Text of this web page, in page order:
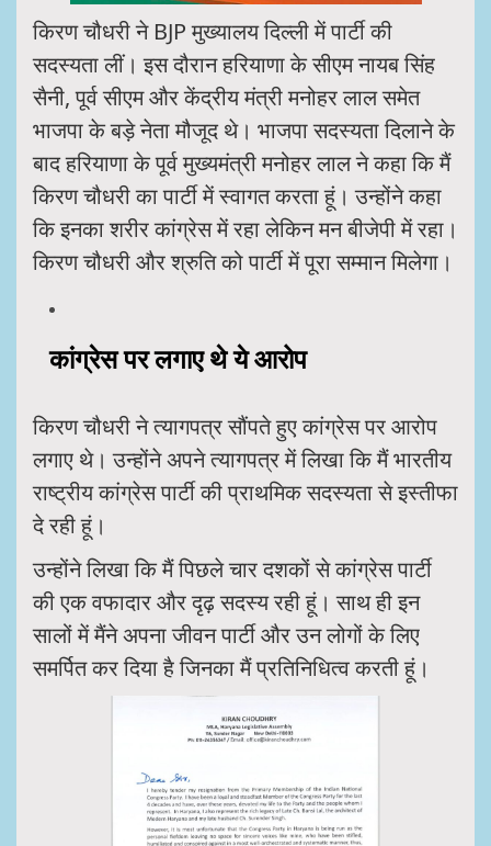
किरण चौधरी ने BJP मुख्यालय दिल्ली में पार्टी की
सदस्यता लीं। इस दौरान हरियाणा के सीएम नायब सिंह
सैनी, पूर्व सीएम और केंद्रीय मंत्री मनोहर लाल समेत
भाजपा के बड़े नेता मौजूद थे। भाजपा सदस्यता दिलाने के
बाद हरियाणा के पूर्व मुख्यमंत्री मनोहर लाल ने कहा कि मैं
किरण चौधरी का पार्टी में स्वागत करता हूं। उन्होंने कहा
कि इनका शरीर कांग्रेस में रहा लेकिन मन बीजेपी में रहा।
किरण चौधरी और श्रुति को पार्टी में पूरा सम्मान मिलेगा।
कांग्रेस पर लगाए थे ये आरोप
किरण चौधरी ने त्‍यागपत्र सौंपते हुए कांग्रेस पर आरोप
लगाए थे। उन्‍होंने अपने त्‍यागपत्र में लिखा कि मैं भारतीय
राष्ट्रीय कांग्रेस पार्टी की प्राथमिक सदस्यता से इस्‍तीफा
दे रही हूं।
उन्‍होंने लिखा कि मैं पिछले चार दशकों से कांग्रेस पार्टी
की एक वफादार और दृढ़ सदस्य रही हूं। साथ ही इन
सालों में मैंने अपना जीवन पार्टी और उन लोगों के लिए
समर्पित कर दिया है जिनका मैं प्रतिनिधित्व करती हूं।